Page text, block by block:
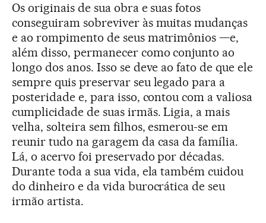
Os originais de sua obra e suas fotos
conseguiram sobreviver às muitas mudanças
e ao rompimento de seus matrimônios —e,
além disso, permanecer como conjunto ao
longo dos anos. Isso se deve ao fato de que ele
sempre quis preservar seu legado para a
posteridade e, para isso, contou com a valiosa
cumplicidade de suas irmãs. Ligia, a mais
velha, solteira sem filhos, esmerou-se em
reunir tudo na garagem da casa da família.
Lá, o acervo foi preservado por décadas.
Durante toda a sua vida, ela também cuidou
do dinheiro e da vida burocrática de seu
irmão artista.